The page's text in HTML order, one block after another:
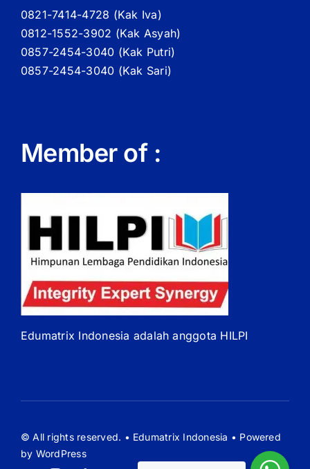
0821-7414-4728 (Kak Iva)
0812-1552-3902 (Kak Asyah)
0857-2454-3040 (Kak Putri)
0857-2454-3040 (Kak Sari)
Member of :
Edumatrix Indonesia adalah anggota HILPI
© All rights reserved. • Edumatrix Indonesia • Powered
by WordPress